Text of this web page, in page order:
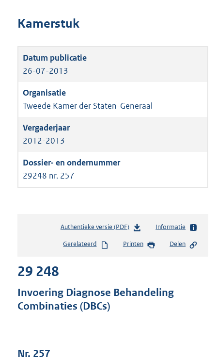
Kamerstuk
26-07-2013
Tweede Kamer der Staten-Generaal
2012-2013
29248 nr. 257
Authentieke versie (PDF)b
s
s
Informatie
Gerelateerd Printen Delen
29 248
Invoering Diagnose Behandeling
Combinaties (DBCs)
Nr. 257